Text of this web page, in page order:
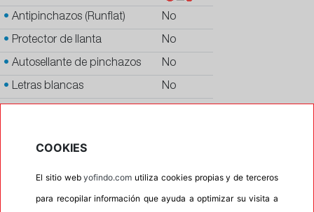
• Antipinchazos (Runflat) No
• Protector de llanta No
• Autosellante de pinchazos No
• Letras blancas No
Banda blanca
No
Calidad PREMIUM
COOKIES
El sitio webyofindo.com utiliza cookies propias y de terceros
para recopilar información que ayuda a optimizar su visita a